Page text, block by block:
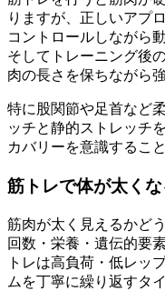
りますが、正しいアプ
コントロールしながら
そしてトレーニング後
肉の長さを保ちながら
特に股関節や足首など
ッチと静的ストレッチ
カバリーを意識するこ
筋トレで体が太く
筋肉が太く見えるかど
回数・栄養・遺伝的要
トレは高負荷・低レッ
ムを丁寧に繰り返すタ